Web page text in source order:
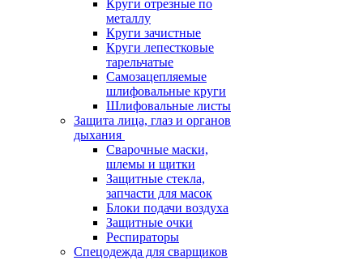
Круги отрезные по
металлу
Круги зачистные
Круги лепестковые
тарельчатые
Самозацепляемые
шлифовальные круги
Шлифовальные листы
Защита лица, глаз и органов
дыхания
Сварочные маски,
шлемы и щитки
Защитные стекла,
запчасти для масок
Блоки подачи воздуха
Защитные очки
Респираторы
Спецодежда для сварщиков